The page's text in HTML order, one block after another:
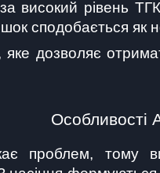
високий рівень
сподобається як
яке дозволяє
Особливості
проблем, тому